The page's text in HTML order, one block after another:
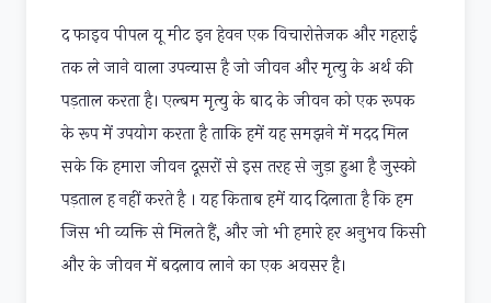
द फाइव पीपल यू मीट इन हेवन एक विचारोत्तेजक और गहराई
तक ले जाने वाला उपन्यास है जो जीवन और मृत्यु के अर्थ की
पड़ताल करता है। एल्बम मृत्यु के बाद के जीवन को एक रूपक
के रूप में उपयोग करता है ताकि हमें यह समझने में मदद मिल
सके कि हमारा जीवन दूसरों से इस तरह से जुड़ा हुआ है जुस्को
पड़ताल ह नहीं करते है । यह किताब हमें याद दिलाता है कि हम
जिस भी व्यक्ति से मिलते हैं, और जो भी हमारे हर अनुभव किसी
और के जीवन में बदलाव लाने का एक अवसर है।